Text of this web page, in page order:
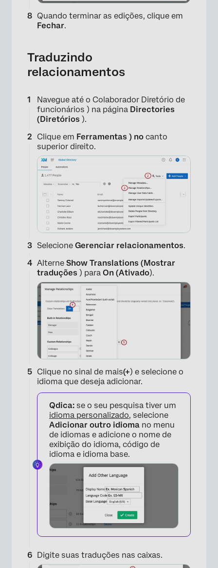
×
×
Quando terminar as edições, clique em
Fechar.
Traduzindo
relacionamentos
Navegue até o Colaborador Diretório de
funcionários ) na página Directories
(Diretórios ).
Clique em Ferramentas ) no canto
superior direito.
Selecione Gerenciar relacionamentos.
Alterne Show Translations (Mostrar
traduções ) para On (Ativado).
Clique no sinal de mais(+) e selecione o
idioma que deseja adicionar.
Qdica: se o seu pesquisa tiver um
idioma personalizado, selecione
Adicionar outro idioma no menu
de idiomas e adicione o nome de
exibição do idioma, código de
idioma e idioma base.
Digite suas traduções nas caixas.